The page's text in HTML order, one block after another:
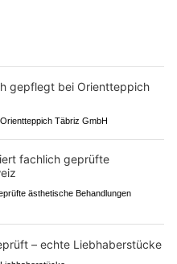
Täbriz GmbH
ästhetische Behandlungen